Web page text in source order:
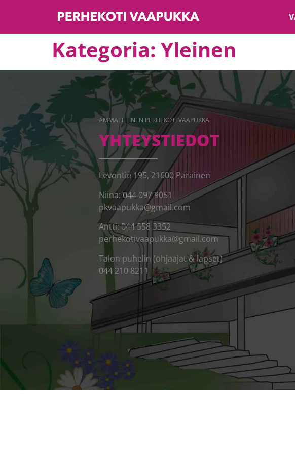
Kategoria: Yleinen
AMMATILLINEN PERHEKOTI VAAPUKKA
YHTEYSTIEDOT
Levontie 195, 21600 Parainen
Niina: 044 097 9051
pkvaapukka@gmail.com
Antti: 044 558 3352
perhekotivaapukka@gmail.com
Talon puhelin (ohjaajat & lapset)
044 210 8211